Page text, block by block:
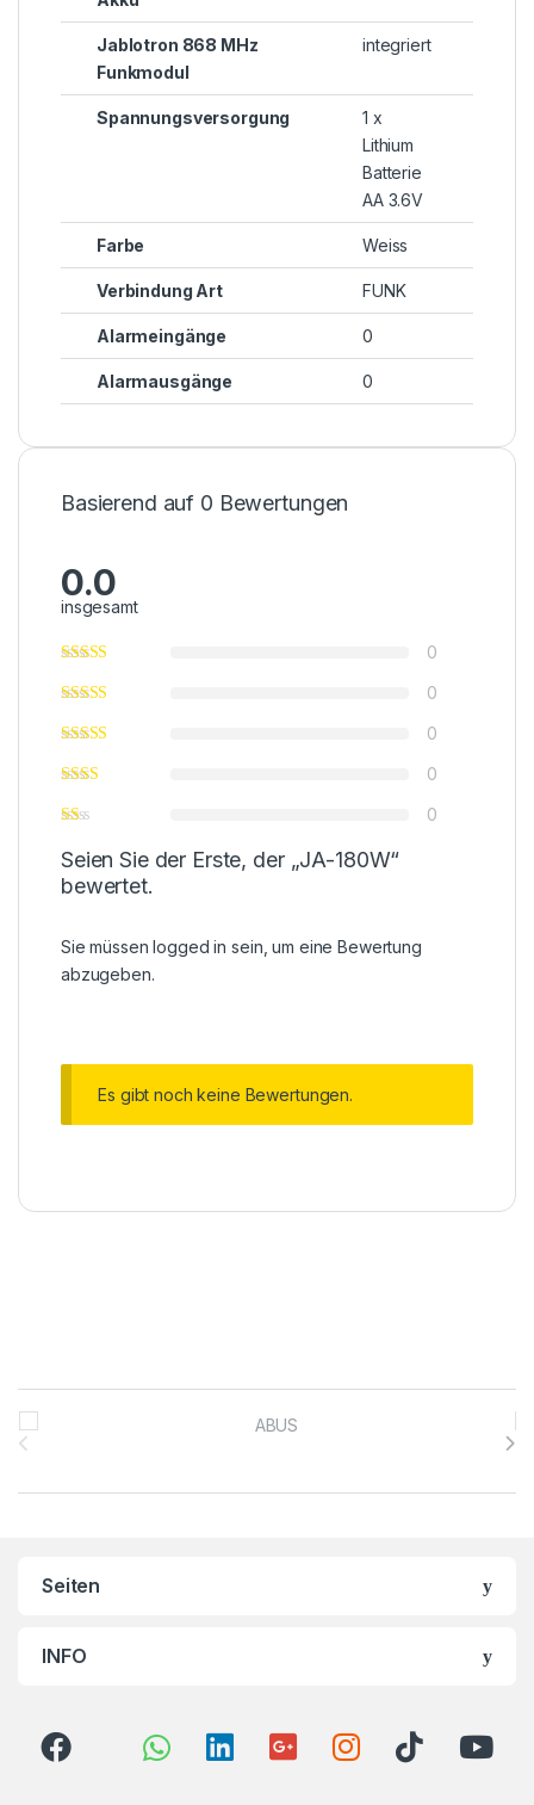
Jablotron 868 MHz
Funkmodul
integriert
Spannungsversorgung
1 x
Lithium
Batterie
AA 3.6V
Farbe Weiss
Verbindung Art FUNK
Alarmeingänge 0
Alarmausgänge 0
Basierend auf 0 Bewertungen
0.0
insgesamt
0
0
0
0
0
Seien Sie der Erste, der „JA-180W“
bewertet.
Sie müssenlogged in sein, um eine Bewertung
abzugeben.
Es gibt noch keine Bewertungen.
Brands Carousel
Seiten
INFO